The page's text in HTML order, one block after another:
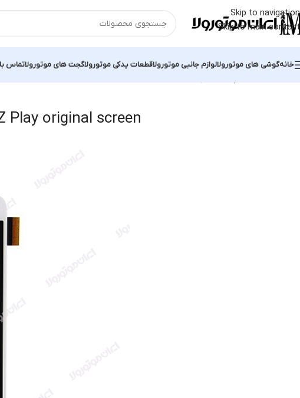
Skip to navigation
Skip to main content
خانهگوشی های موتورولالوازم جانبی موتورولاقطعات یدکی موتورولاگجت های موتورولاتماس با
Play original screen